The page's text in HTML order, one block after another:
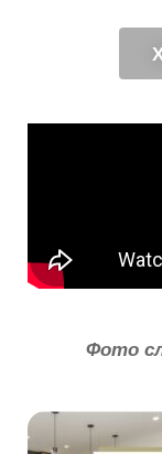
Фото